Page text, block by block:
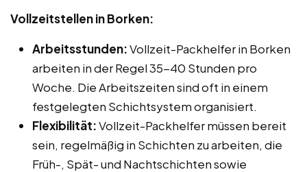
Vollzeitstellen in Borken:
Arbeitsstunden:Vollzeit-Packhelfer in Borken
arbeiten in der Regel 35-40 Stunden pro
Woche. Die Arbeitszeiten sind oft in einem
festgelegten Schichtsystem organisiert.
Flexibilität:Vollzeit-Packhelfer müssen bereit
sein, regelmäßig in Schichten zu arbeiten, die
Früh-, Spät- und Nachtschichten sowie